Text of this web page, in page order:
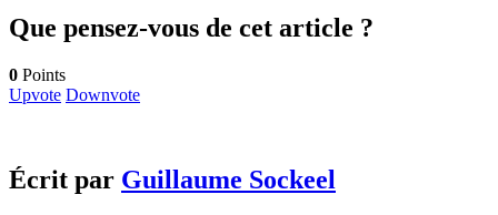
Que pensez-vous de cet article ?
0 Points
Upvote Downvote
Écrit par Guillaume Sockeel